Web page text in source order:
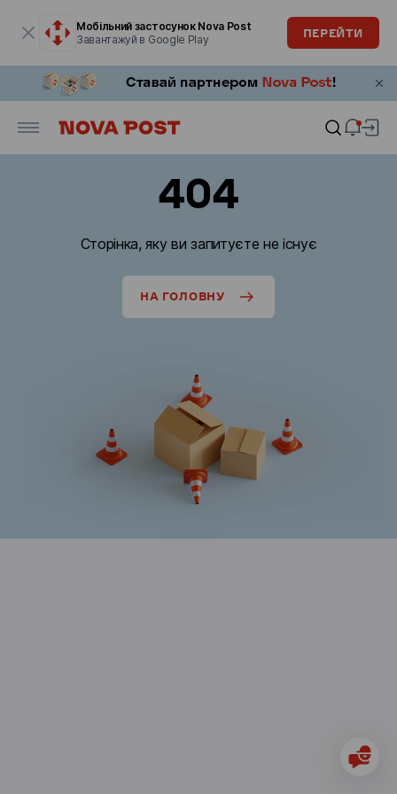
Мобільний застосунок Nova Post
Завантажуй в Google Play
ПЕРЕЙТИ
404
Сторінка, яку ви запитуєте не існує
НА ГОЛОВНУ